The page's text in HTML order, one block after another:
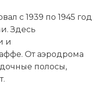
с 1939 по 1945 год
Здесь
и
От аэродрома
полосы,